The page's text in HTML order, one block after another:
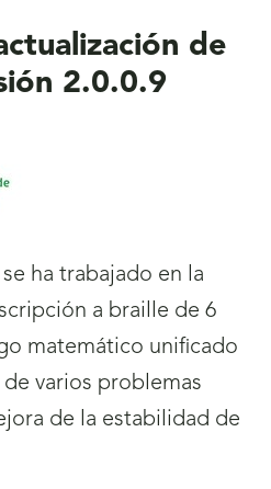
de
2.0.0.9
ha trabajado en la
a braille de 6
matemático unificado
varios problemas
de la estabilidad de